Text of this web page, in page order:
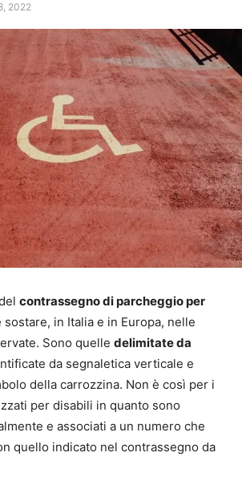
2022
contrassegno di parcheggio per
in Italia e in Europa, nelle
Sono quelle delimitate da
da segnaletica verticale e
della carrozzina. Non è così per i
per disabili in quanto sono
e associati a un numero che
quello indicato nel contrassegno da